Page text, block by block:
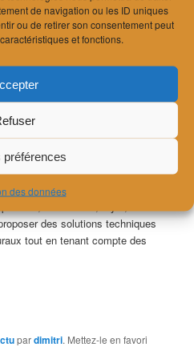
de navigation ou les ID uniques
ou de retirer son consentement peut
et fonctions.
préférences
des données
actuellement au
de musées : le nouveau
Aquatis (aquarium &
Richter Dahl Rocha Lausanne),
Concept Consult Lausanne),
Architectes Vevey) ou encore la
Piguet au Brassus
New York et CCHE Lausanne).
toute son expérience pour
des solutions techniques
tout en tenant compte des
pardimitri. Mettez-le en favori